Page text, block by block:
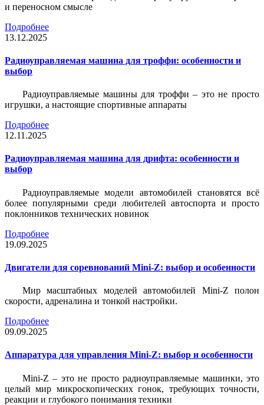
и переносном смысле
Подробнее
13.12.2025
Радиоуправляемая машина для троффи: особенности и
выбор
Радиоуправляемые машины для троффи – это не просто
игрушки, а настоящие спортивные аппараты
Подробнее
12.11.2025
Радиоуправляемая машина для дрифта: особенности и
выбор
Радиоуправляемые модели автомобилей становятся всё
более популярными среди любителей автоспорта и просто
поклонников технических новинок
Подробнее
19.09.2025
Двигатели для соревнований Mini-Z: выбор и особенности
Мир масштабных моделей автомобилей Mini-Z полон
скорости, адреналина и тонкой настройки.
Подробнее
09.09.2025
Аппаратура для управления Mini-Z: выбор и особенности
Mini-Z – это не просто радиоуправляемые машинки, это
целый мир микроскопических гонок, требующих точности,
реакции и глубокого понимания техники